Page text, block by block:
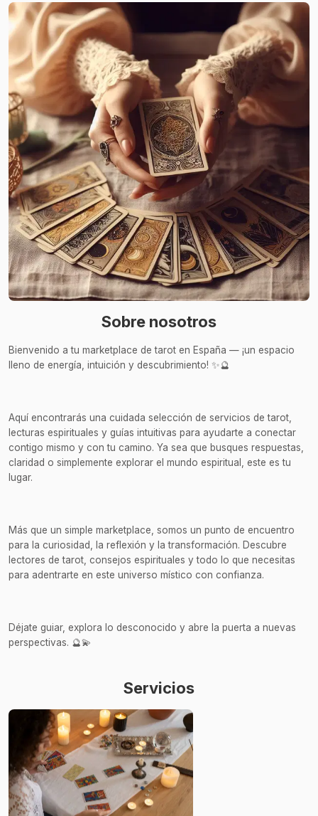
Sobre nosotros
Bienvenido a tu marketplace de tarot en España — ¡un espacio
lleno de energía, intuición y descubrimiento! ✨🔮
Aquí encontrarás una cuidada selección de servicios de tarot,
lecturas espirituales y guías intuitivas para ayudarte a conectar
contigo mismo y con tu camino. Ya sea que busques respuestas,
claridad o simplemente explorar el mundo espiritual, este es tu
lugar.
Más que un simple marketplace, somos un punto de encuentro
para la curiosidad, la reflexión y la transformación. Descubre
lectores de tarot, consejos espirituales y todo lo que necesitas
para adentrarte en este universo místico con confianza.
Déjate guiar, explora lo desconocido y abre la puerta a nuevas
perspectivas. 🔮💫
Servicios